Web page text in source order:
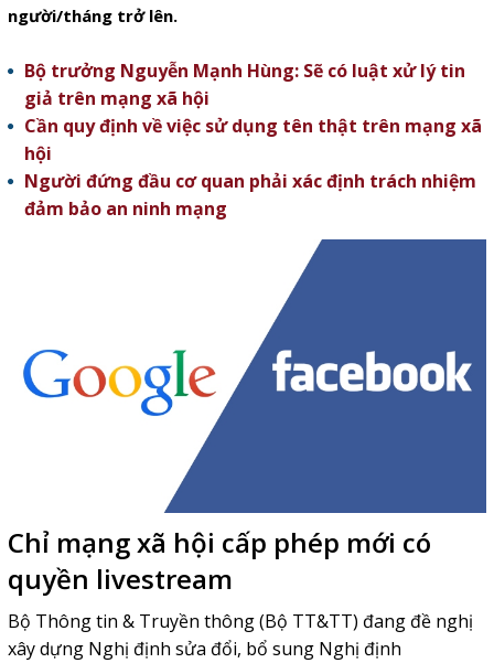
người/tháng trở lên.
Bộ trưởng Nguyễn Mạnh Hùng: Sẽ có luật xử lý tin
giả trên mạng xã hội
Cần quy định về việc sử dụng tên thật trên mạng xã
hội
Người đứng đầu cơ quan phải xác định trách nhiệm
đảm bảo an ninh mạng
Chỉ mạng xã hội cấp phép mới có
quyền livestream
Bộ Thông tin & Truyền thông (Bộ TT&TT) đang đề nghị
xây dựng Nghị định sửa đổi, bổ sung Nghị định